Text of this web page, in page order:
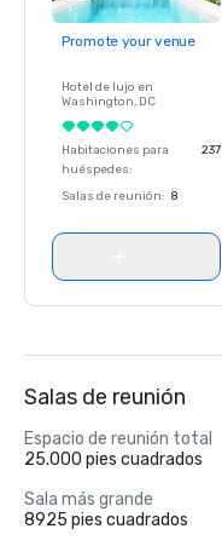
Promote your venue
Hotel de lujo en
Washington, DC
Habitaciones para
huéspedes:
237
Salas de reunión: 8
Salas de reunión
Espacio de reunión total
25.000 pies cuadrados
Sala más grande
8925 pies cuadrados